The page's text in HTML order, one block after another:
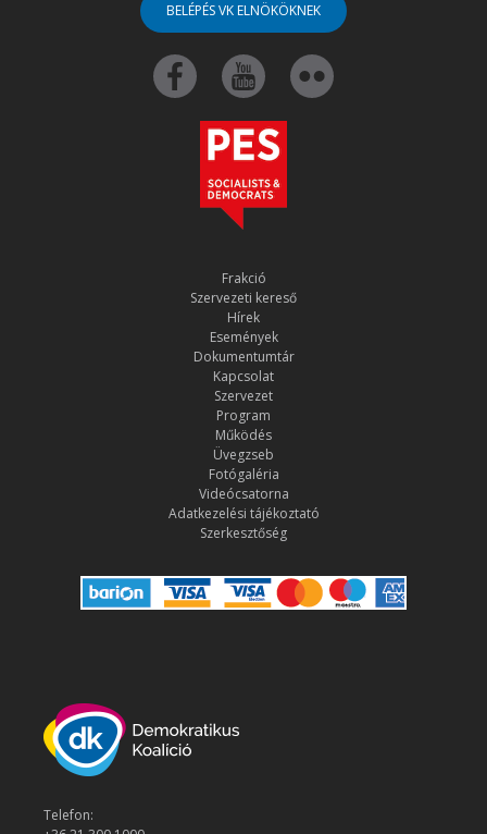
BELÉPÉS VK ELNÖKÖKNEK
Frakció
Szervezeti kereső
Hírek
Események
Dokumentumtár
Kapcsolat
Szervezet
Program
Működés
Üvegzseb
Fotógaléria
Videócsatorna
Adatkezelési tájékoztató
Szerkesztőség
Telefon: